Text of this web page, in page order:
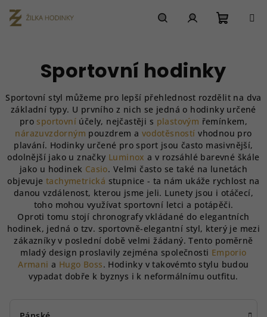
na
obsah
košík
Sportovní hodinky
Sportovní styl můžeme pro lepší přehlednost rozdělit na dva
základní typy. U prvního z nich se jedná o hodinky určené
pro sportovní účely, nejčastěji s plastovým řemínkem,
nárazuvzdorným pouzdrem a vodotěsností vhodnou pro
plavání. Hodinky určené pro sport jsou často masivnější,
odolnější jako u značky Luminox a v rozsáhlé barevné škále
jako u hodinek Casio. Velmi často se také na lunetách
objevuje tachymetrická stupnice- ta nám ukáže rychlost na
danou vzdálenost, kterou jsme jeli. Lunety jsou i otáčecí,
toho mohou využívat sportovní letci a potápěči.
Oproti tomu stojí chronografy vkládané do elegantních
hodinek, jedná o tzv. sportovně-elegantní styl, který je mezi
zákazníky v poslední době velmi žádaný. Tento poměrně
mladý design proslavily zejména společnosti Emporio
Armani a Hugo Boss. Hodinky v takovémto stylu budou
vypadat dobře k byznys i k neformálnímu outfitu.